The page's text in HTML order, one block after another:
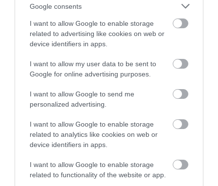
Google consents
I want to allow Google to enable storage
related to advertising like cookies on web or
device identifiers in apps.
I want to allow my user data to be sent to
Google for online advertising purposes.
I want to allow Google to send me
personalized advertising.
I want to allow Google to enable storage
related to analytics like cookies on web or
device identifiers in apps.
I want to allow Google to enable storage
related to functionality of the website or app.
ΤΕΛΕΥΤΑΙΕΣ ΕΙΔΗΣΕΙΣ
ΚΥΒΕΡΝΗΣΗ 18:16
Το σχέδιο αποκατάστασης και αντιπλημμυρικής
πυρκαγιές από το ΥΠΕΝ